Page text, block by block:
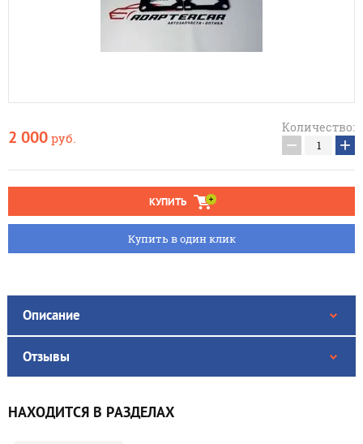
2 000 руб.
Количество:
− +
КУПИТЬ
Купить в один клик
Описание
Отзывы
НАХОДИТСЯ В РАЗДЕЛАХ